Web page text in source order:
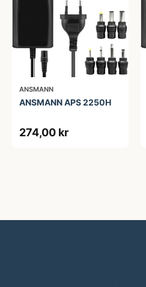
ANSMANN
ANSMANN APS 2250H
274,00 kr